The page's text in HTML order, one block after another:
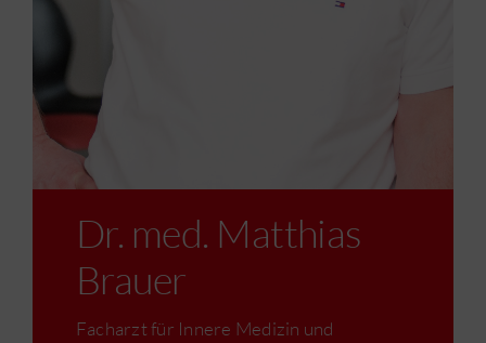
Dr. med. Matthias
Brauer
Facharzt für Innere Medizin und